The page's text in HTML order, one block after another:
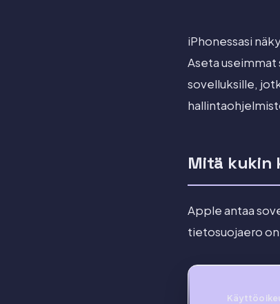
iPhonessasi
Aseta
sovelluksille,
Mitä kukin
Apple antaa
tietosuojaero on